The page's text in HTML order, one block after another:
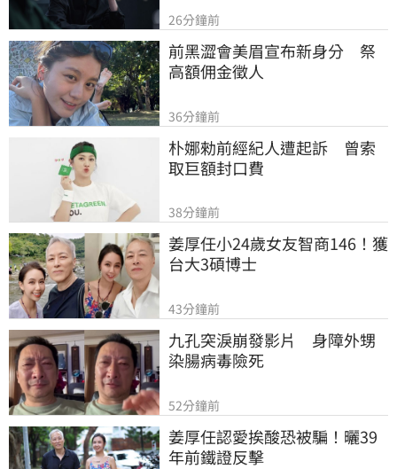
26分鐘前
前黑澀會美眉宣布新身分　祭
高額佣金徵人
36分鐘前
朴娜勑前經紀人遭起訴　曾索
取巨額封口費
38分鐘前
姜厚任小24歲女友智商146！獲
台大3碩博士
43分鐘前
九孔突淚崩發影片　身障外甥
染腸病毒險死
52分鐘前
姜厚任認愛挨酸恐被騙！曬39
年前鐵證反擊